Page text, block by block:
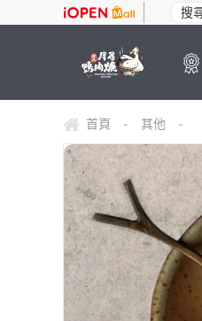
首頁 - 其他 -